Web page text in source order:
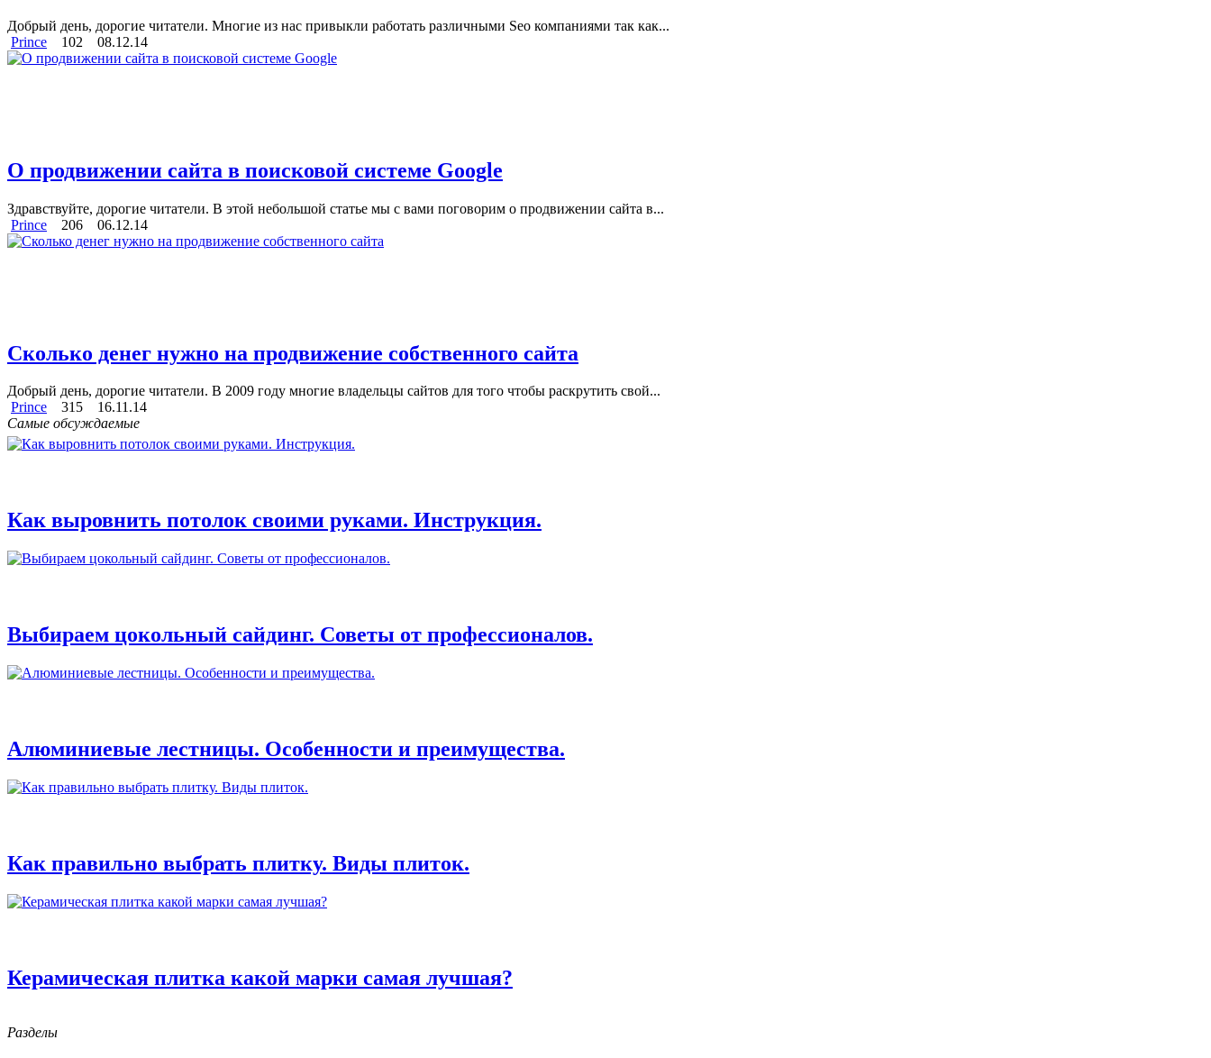
Добрый день, дорогие читатели. Многие из нас привыкли работать различными Seo компаниями так как...
Prince
102 08.12.14
О продвижении сайта в поисковой системе Google
Здравствуйте, дорогие читатели. В этой небольшой статье мы с вами поговорим о продвижении сайта в...
Prince
206 06.12.14
Сколько денег нужно на продвижение собственного сайта
Добрый день, дорогие читатели. В 2009 году многие владельцы сайтов для того чтобы раскрутить свой...
Prince
315
16.11.14
Самые обсуждаемые
Как выровнить потолок своими руками. Инструкция.
Выбираем цокольный сайдинг. Советы от профессионалов.
Алюминиевые лестницы. Особенности и преимущества.
Как правильно выбрать плитку. Виды плиток.
Керамическая плитка какой марки самая лучшая?
Разделы